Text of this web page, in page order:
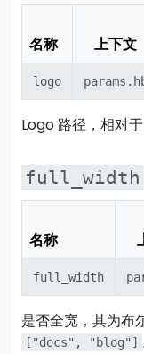
名称 上下文
logo
Logo 路径，相对于
full_width
名称
full_width
是否全宽，其为布
["docs", "blog"]